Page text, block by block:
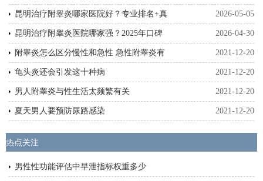
昆明治疗附睾炎哪家医院好？专业排名+真 2026-05-05
昆明治疗附睾炎医院哪家强？2025年口碑 2026-04-30
附睾炎怎么区分慢性和急性 急性附睾炎有 2021-12-20
龟头炎还会引发这十种病 2021-12-20
男人附睾炎与性生活太频繁有关 2021-12-20
夏天男人要预防尿路感染 2021-12-20
热点关注
男性性功能评估中早泄指标权重多少